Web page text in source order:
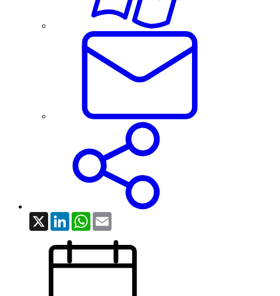
X LinkedInWhatsApp